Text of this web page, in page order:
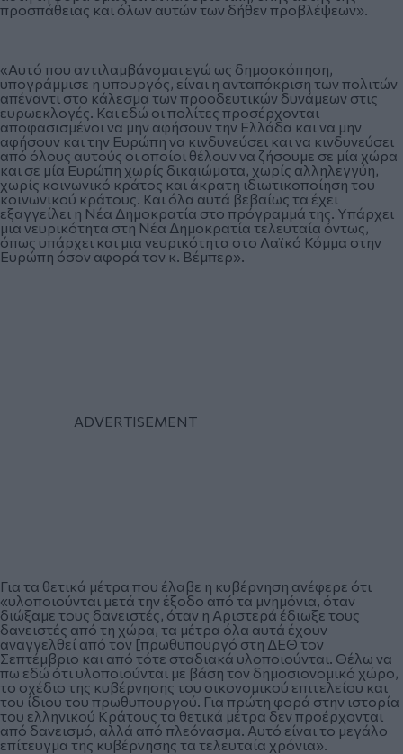
προσπάθειας και όλων αυτών των δήθεν προβλέψεων».
«Αυτό που αντιλαμβάνομαι εγώ ως δημοσκόπηση,
υπογράμμισε η υπουργός, είναι η ανταπόκριση των πολιτών
απέναντι στο κάλεσμα των προοδευτικών δυνάμεων στις
ευρωεκλογές. Και εδώ οι πολίτες προσέρχονται
αποφασισμένοι να μην αφήσουν την Ελλάδα και να μην
αφήσουν και την Ευρώπη να κινδυνεύσει και να κινδυνεύσει
από όλους αυτούς οι οποίοι θέλουν να ζήσουμε σε μία χώρα
και σε μία Ευρώπη χωρίς δικαιώματα, χωρίς αλληλεγγύη,
χωρίς κοινωνικό κράτος και άκρατη ιδιωτικοποίηση του
κοινωνικού κράτους. Και όλα αυτά βεβαίως τα έχει
εξαγγείλει η Νέα Δημοκρατία στο πρόγραμμά της. Υπάρχει
μια νευρικότητα στη Νέα Δημοκρατία τελευταία όντως,
όπως υπάρχει και μια νευρικότητα στο Λαϊκό Κόμμα στην
Ευρώπη όσον αφορά τον κ. Βέμπερ».
Για τα θετικά μέτρα που έλαβε η κυβέρνηση ανέφερε ότι
«υλοποιούνται μετά την έξοδο από τα μνημόνια, όταν
διώξαμε τους δανειστές, όταν η Αριστερά έδιωξε τους
δανειστές από τη χώρα, τα μέτρα όλα αυτά έχουν
αναγγελθεί από τον [πρωθυπουργό στη ΔΕΘ τον
Σεπτέμβριο και από τότε σταδιακά υλοποιούνται. Θέλω να
πω εδώ ότι υλοποιούνται με βάση τον δημοσιονομικό χώρο,
το σχέδιο της κυβέρνησης του οικονομικού επιτελείου και
του ίδιου του πρωθυπουργού. Για πρώτη φορά στην ιστορία
του ελληνικού Κράτους τα θετικά μέτρα δεν προέρχονται
από δανεισμό, αλλά από πλεόνασμα. Αυτό είναι το μεγάλο
επίτευγμα της κυβέρνησης τα τελευταία χρόνια».